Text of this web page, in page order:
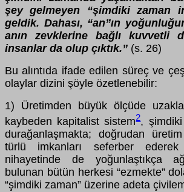
şey gelmeyen “şimdiki zaman
geldik. Dahası, “an”ın
anın zevklerine bağlı kuvvetli
insanlar da olup çıktık.” (s. 26)
Bu alıntıda ifade edilen süreç ve
olaylar dizini şöyle özetlenebilir:
1) Üretimden büyük ölçüde
kaybeden kapitalist sistem2,
durağanlaşmakta; doğrudan
türlü imkanları seferber ederek
nihayetinde de yoğunlaştıkça
bulunan bütün herkesi “ezmekte”
“şimdiki zaman” üzerine adeta